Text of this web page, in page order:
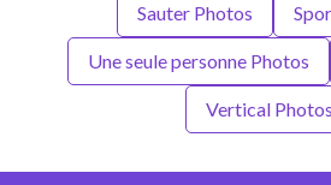
Sauter Photos
Une seule personne Photos
Vertical Photos